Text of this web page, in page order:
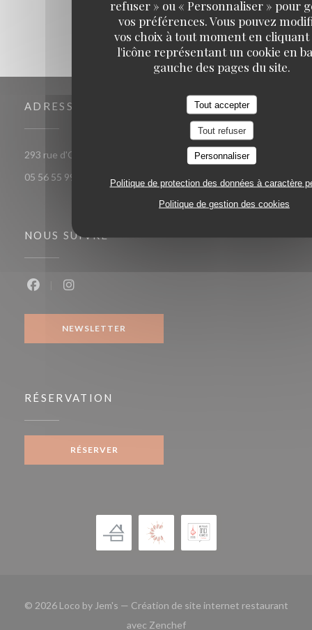
refuser » ou « Personnaliser » pour
vos préférences. Vous pouvez
vos choix à tout moment en
l'icône représentant un cookie en
gauche des pages du site.
Tout accepter
Tout refuser
Personnaliser
Politique de protection des données à caractère
Politique de gestion des cookies
ADRESSE
293 rue d'Ornano 33000 bordeaux
((ouvre une nouvelle fenêtre))
05 56 55 99 37
NOUS SUIVRE
NEWSLETTER
RÉSERVATION
RÉSERVER
© 2026 Loco by Jem's — Création de site internet restaurant
avec Zenchef((ouvre une nouvelle